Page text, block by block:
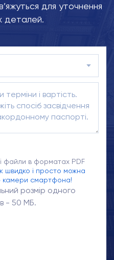
для уточнення
деталей.
файли в форматах PDF
швидко і просто можна
камери смартфона!
розмір одного
- 50 МБ.